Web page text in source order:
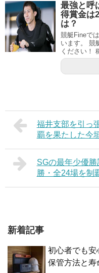
最強と呼
得賞金は
は？
競艇Fineで
います。 競
ください！
福井支部を引っ
覇を果たした今
SGの最年少優
勝・全24場を制
新着記事
初心者でも安
保管方法と寿